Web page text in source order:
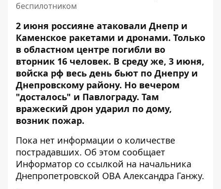
беспилотником
2 июня россияне атаковали Днепр и
Каменское ракетами и дронами. Только
в областном центре погибли во
вторник 16 человек. В среду же, 3 июня,
войска рф весь день бьют по Днепру и
Днепровскому району. Но вечером
"досталось" и Павлограду. Там
вражеский дрон ударил по дому,
возник пожар.
Пока нет информации о количестве
пострадавших. Об этом сообщает
Информатор со ссылкой на начальника
Днепропетровской ОВА Александра Ганжу.